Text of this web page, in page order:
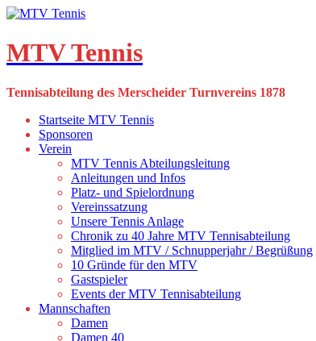
Skip
content
MTV Tennis
Tennisabteilung des Merscheider Turnvereins 1878
Startseite MTV Tennis
Sponsoren
Verein
MTV Tennis Abteilungsleitung
Anleitungen und Infos
Platz- und Spielordnung
Vereinssatzung
Unsere Tennis Anlage
Chronik zu 40 Jahre MTV Tennisabteilung
Mitglied im MTV / Schnupperjahr / Begrüßung
10 Gründe für den MTV
Gastspieler
Events der MTV Tennisabteilung
Mannschaften
Damen
Damen 40